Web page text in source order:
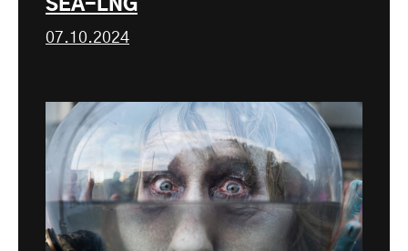
SEA-LNG
07.10.2024